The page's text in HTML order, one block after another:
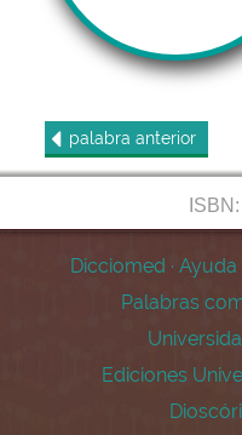
palabra anterior
Dicciomed · Ayuda
Palabras
Ediciones